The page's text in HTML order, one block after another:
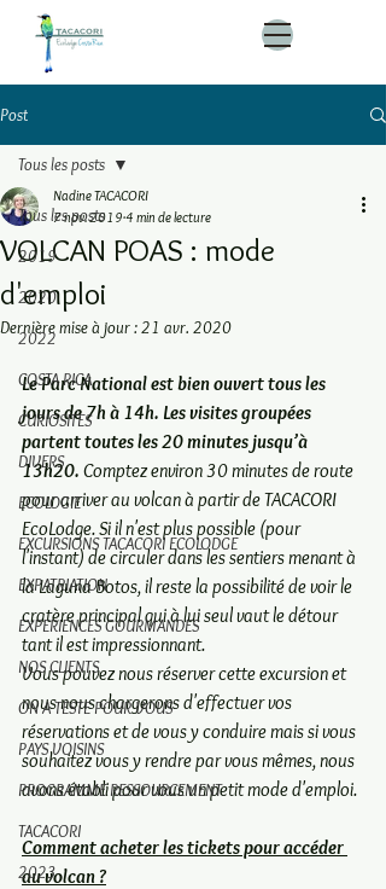
Post
Tous les posts
2019
2020
2022
COSTA RICA
CURIOSITES
DIVERS
ECOLOGIE
EXCURSIONS TACACORI ECOLODGE
EXPATRIATION
EXPERIENCES GOURMANDES
NOS CLIENTS
ON A TESTE POUR VOUS
PAYS VOISINS
PROGRAMME RESSOURCEMENT
TACACORI
2023
Tous les posts
VOLCAN POAS : mode
d'emploi
Nadine TACACORI
7 nov. 2019 4 min de lecture
Dernière mise à jour :21 avr. 2020
Le Parc National est bien ouvert tous les
jours de 7h à 14h. Les visites groupées
partent toutes les 20 minutes jusqu’à
13h20. Comptez environ 30 minutes de route
pour arriver au volcan à partir de TACACORI
EcoLodge. Si il n'est plus possible (pour
l'instant) de circuler dans les sentiers menant à
la Laguna Botos, il reste la possibilité de voir le
cratère principal qui à lui seul vaut le détour
tant il est impressionnant.
Vous pouvez nous réserver cette excursion et
nous nous chargerons d'effectuer vos
réservations et de vous y conduire mais si vous
souhaitez vous y rendre par vous mêmes, nous
avons établi pour vous un petit mode d'emploi.
Comment acheter les tickets pour accéder
au volcan ?